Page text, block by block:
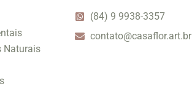
Naturais
(84) 9 9938-3357
contato@casaflor.art.br